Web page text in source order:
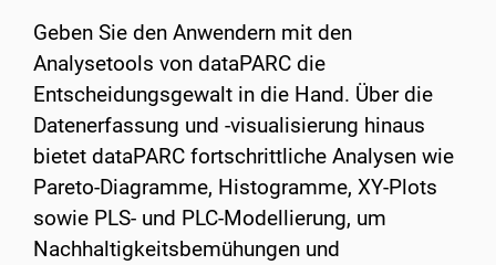
Geben Sie den Anwendern mit den
Analysetools von dataPARC die
Entscheidungsgewalt in die Hand. Über die
Datenerfassung und -visualisierung hinaus
bietet dataPARC fortschrittliche Analysen wie
Pareto-Diagramme, Histogramme, XY-Plots
sowie PLS- und PLC-Modellierung, um
Nachhaltigkeitsbemühungen und